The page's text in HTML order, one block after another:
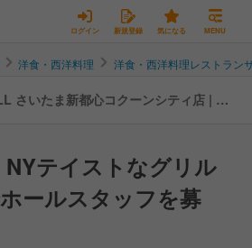
ログイン 新規登録 気になる MENU
洋食・西洋料理 洋食・西洋料理レストラン
さいたま新都心コクーンシティ店 | レ
NYテイストなグリル
ールスタッフを募